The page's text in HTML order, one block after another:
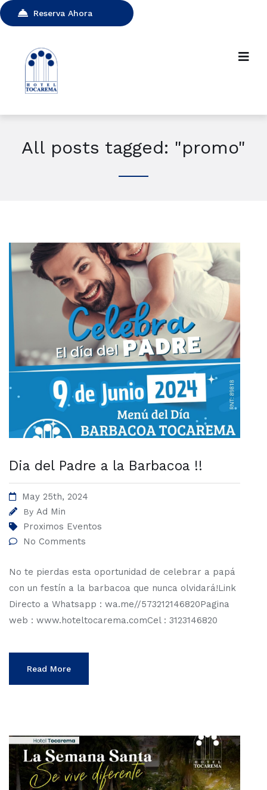
Reserva Ahora
All posts tagged: "promo"
Dia del Padre a la Barbacoa !!
May 25th, 2024
By Ad Min
Proximos Eventos
No Comments
No te pierdas esta oportunidad de celebrar a papá
con un festín a la barbacoa que nunca olvidará!Link
Directo a Whatsapp : wa.me//573212146820Pagina
web : www.hoteltocarema.comCel : 3123146820
Read More